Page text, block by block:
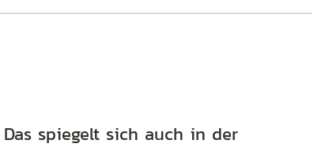
Eyewear
Menge
spiegelt sich auch in der